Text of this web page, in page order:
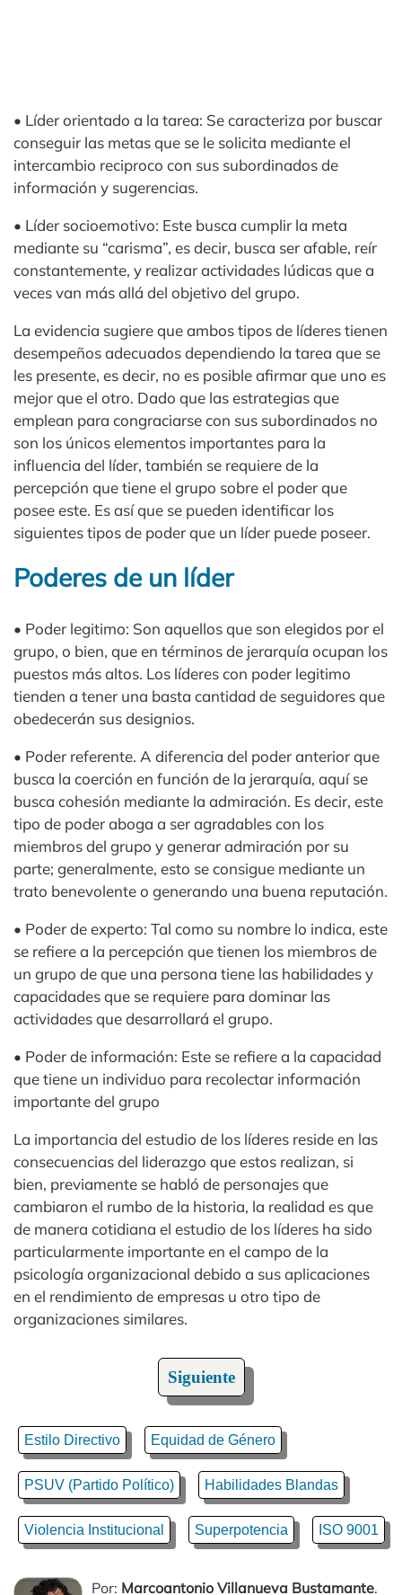
• Líder orientado a la tarea: Se caracteriza por buscar
conseguir las metas que se le solicita mediante el
intercambio reciproco con sus subordinados de
información y sugerencias.
• Líder socioemotivo: Este busca cumplir la meta
mediante su “carisma”, es decir, busca ser afable, reír
constantemente, y realizar actividades lúdicas que a
veces van más allá del objetivo del grupo.
La evidencia sugiere que ambos tipos de líderes tienen
desempeños adecuados dependiendo la tarea que se
les presente, es decir, no es posible afirmar que uno es
mejor que el otro. Dado que las estrategias que
emplean para congraciarse con sus subordinados no
son los únicos elementos importantes para la
influencia del líder, también se requiere de la
percepción que tiene el grupo sobre el poder que
posee este. Es así que se pueden identificar los
siguientes tipos de poder que un líder puede poseer.
Poderes de un líder
• Poder legitimo: Son aquellos que son elegidos por el
grupo, o bien, que en términos de jerarquía ocupan los
puestos más altos. Los líderes con poder legitimo
tienden a tener una basta cantidad de seguidores que
obedecerán sus designios.
• Poder referente. A diferencia del poder anterior que
busca la coerción en función de la jerarquía, aquí se
busca cohesión mediante la admiración. Es decir, este
tipo de poder aboga a ser agradables con los
miembros del grupo y generar admiración por su
parte; generalmente, esto se consigue mediante un
trato benevolente o generando una buena reputación.
• Poder de experto: Tal como su nombre lo indica, este
se refiere a la percepción que tienen los miembros de
un grupo de que una persona tiene las habilidades y
capacidades que se requiere para dominar las
actividades que desarrollará el grupo.
• Poder de información: Este se refiere a la capacidad
que tiene un individuo para recolectar información
importante del grupo
La importancia del estudio de los líderes reside en las
consecuencias del liderazgo que estos realizan, si
bien, previamente se habló de personajes que
cambiaron el rumbo de la historia, la realidad es que
de manera cotidiana el estudio de los líderes ha sido
particularmente importante en el campo de la
psicología organizacional debido a sus aplicaciones
en el rendimiento de empresas u otro tipo de
organizaciones similares.
Siguiente
Estilo Directivo Equidad de Género
PSUV (Partido Político) Habilidades Blandas
Violencia Institucional Superpotencia ISO 9001
Por: Marcoantonio Villanueva Bustamante.